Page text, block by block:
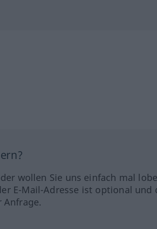
wollen Sie uns einfach mal
E-Mail-Adresse ist optional und